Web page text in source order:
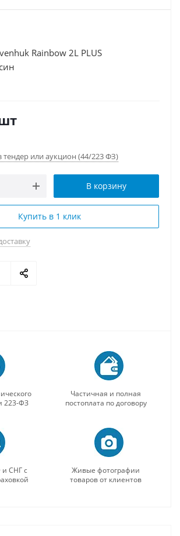
Rainbow 2L PLUS
тендер или аукцион (44/223 ФЗ)
В корзину
Купить в 1 клик
223-ФЗ
Частичная и полная
постоплата по договору
и СНГ с
Живые фотографии
товаров от клиентов